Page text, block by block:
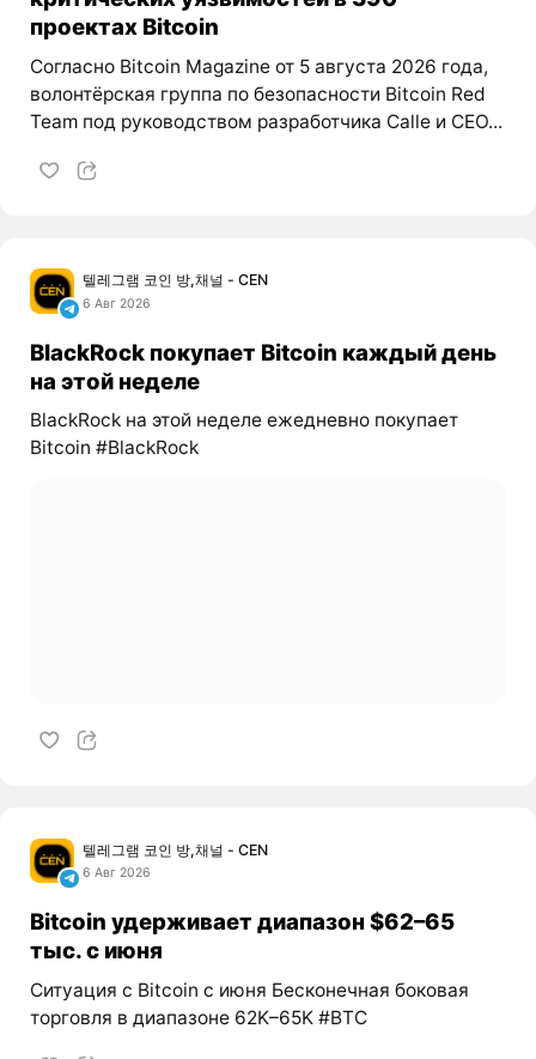
проектах Bitcoin
Согласно Bitcoin Magazine от 5 августа 2026 года,
волонтёрская группа по безопасности Bitcoin Red
Team под руководством разработчика Calle и CEO...
텔레그램 코인 방,채널 - CEN
6 Авг 2026
BlackRock покупает Bitcoin каждый день
на этой неделе
BlackRock на этой неделе ежедневно покупает
Bitcoin #BlackRock
텔레그램 코인 방,채널 - CEN
6 Авг 2026
Bitcoin удерживает диапазон $62–65
тыс. с июня
Ситуация с Bitcoin с июня Бесконечная боковая
торговля в диапазоне 62K–65K #BTC